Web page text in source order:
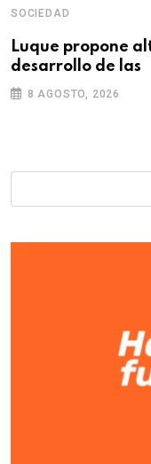
SOCIEDAD
Luque propone
desarrollo de las
8 AGOSTO, 2026